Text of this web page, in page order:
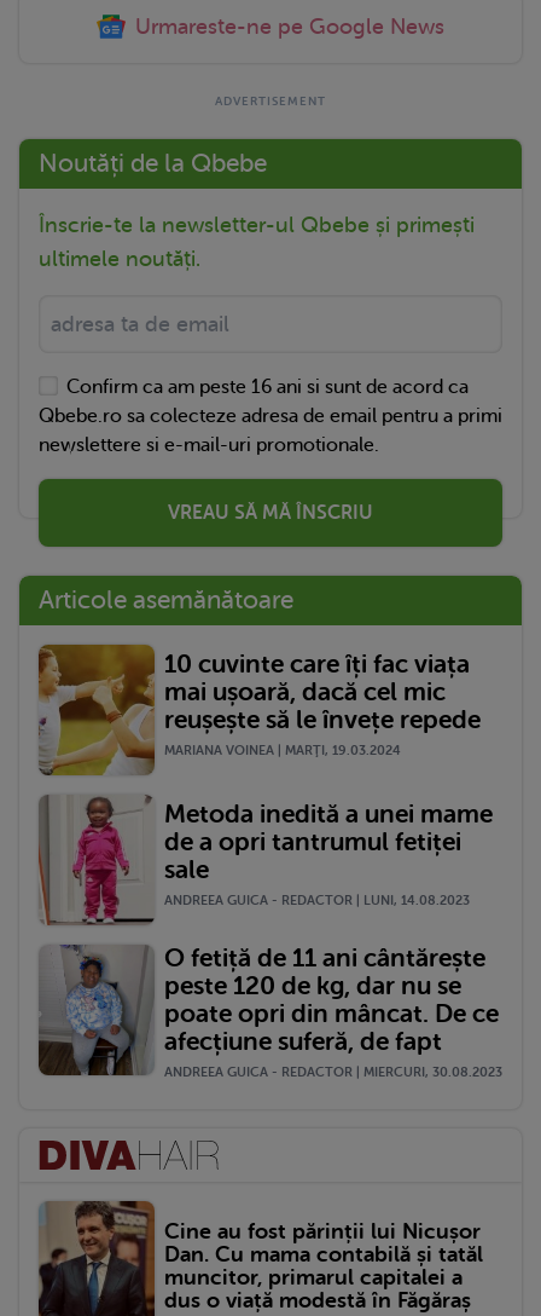
Urmareste-ne pe Google News
Noutăți de la Qbebe
Înscrie-te la newsletter-ul Qbebe și primești
ultimele noutăți.
Confirm ca am peste 16 ani si sunt de acord ca
Qbebe.ro sa colecteze adresa de email pentru a primi
newslettere si e-mail-uri promotionale.
VREAU SĂ MĂ ÎNSCRIU
Articole asemănătoare
10 cuvinte care îți fac viața
mai ușoară, dacă cel mic
reușește să le învețe repede
MARIANA VOINEA | MARŢI, 19.03.2024
Metoda inedită a unei mame
de a opri tantrumul fetiței
sale
ANDREEA GUICA - REDACTOR | LUNI, 14.08.2023
O fetiță de 11 ani cântărește
peste 120 de kg, dar nu se
poate opri din mâncat. De ce
afecțiune suferă, de fapt
ANDREEA GUICA - REDACTOR | MIERCURI, 30.08.2023
Cine au fost părinții lui Nicușor
Dan. Cu mama contabilă și tatăl
muncitor, primarul capitalei a
dus o viață modestă în Făgăraș